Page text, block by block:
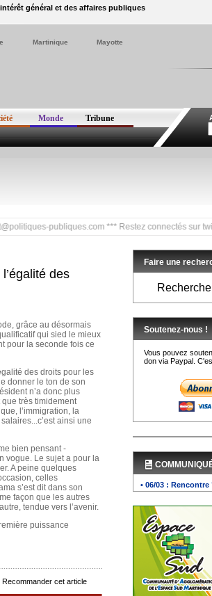
général et des affaires publiques
Martinique
Mayotte
Monde
Tribune
publiques.com*** Restez connectés sur twitter
des
grâce au désormais
qui sied le mieux
pour la seconde fois ce
des droits pour les
donner le ton de son
n’a donc plus
très timidement
l’immigration, la
ainsi une
bien pensant -
vogue. Le sujet a pour la
A peine quelques
celles
s’est dit dans son
façon que les autres
tendue vers l’avenir.
puissance
Recommander cet article
Faire une
Soutenez-nous !
Vous pouvez
don via Paypal.
• 06/03 :